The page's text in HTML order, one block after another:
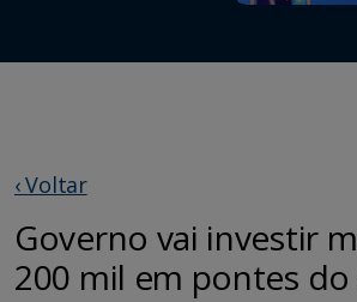
‹ Voltar
Governo vai investir
200 mil em pontes